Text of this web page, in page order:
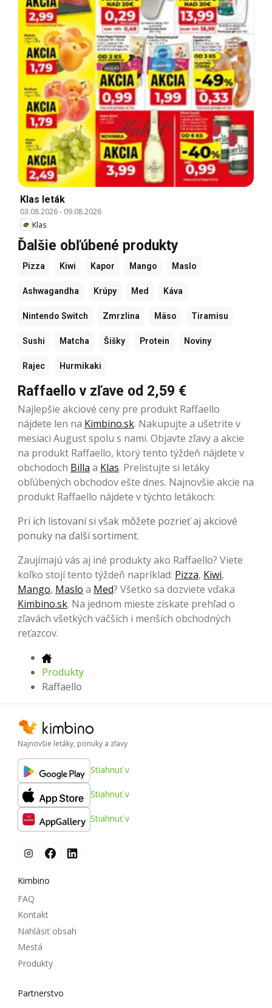
Klas leták
03.08.2026- 09.08.2026
Klas
Ďalšie obľúbené produkty
Pizza Kiwi Kapor Mango Maslo
Ashwagandha Krúpy Med Káva
Nintendo Switch Zmrzlina Mäso Tiramisu
Sushi Matcha Šišky Protein Noviny
Rajec Hurmikaki
Raffaello v zľave od 2,59 €
Najlepšie akciové ceny pre produkt Raffaello
nájdete len na Kimbino.sk. Nakupujte a ušetrite v
mesiaci August spolu s nami. Objavte zľavy a akcie
na produkt Raffaello, ktorý tento týždeň nájdete v
obchodoch Billa a Klas. Prelistujte si letáky
obľúbených obchodov ešte dnes. Najnovšie akcie na
produkt Raffaello nájdete v týchto letákoch:
Pri ich listovaní si však môžete pozrieť aj akciové
ponuky na ďalší sortiment.
Zaujímajú vás aj iné produkty ako Raffaello? Viete
koľko stojí tento týždeň napríklad: Pizza, Kiwi,
Mango, Maslo a Med? Všetko sa dozviete vďaka
Kimbino.sk. Na jednom mieste získate prehľad o
zľavách všetkých väčších i menších obchodných
reťazcov.
Produkty
Raffaello
Najnovšie letáky, ponuky a zľavy
Stiahnuť v
Stiahnuť v
Stiahnuť v
Kimbino
FAQ
Kontakt
Nahlásiť obsah
Mestá
Produkty
Partnerstvo